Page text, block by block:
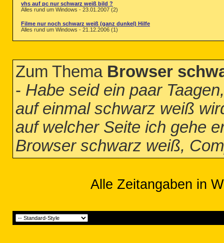
vhs auf pc nur schwarz weiß bild ?
Alles rund um Windows - 23.01.2007 (2)
Filme nur noch schwarz weiß (ganz dunkel) Hilfe
Alles rund um Windows - 21.12.2006 (1)
Zum Thema Browser
- Habe seid ein paar
auf einmal schwarz weiß
auf welcher Seite ich gehe
Browser schwarz weiß,
Alle Zeitangaben in